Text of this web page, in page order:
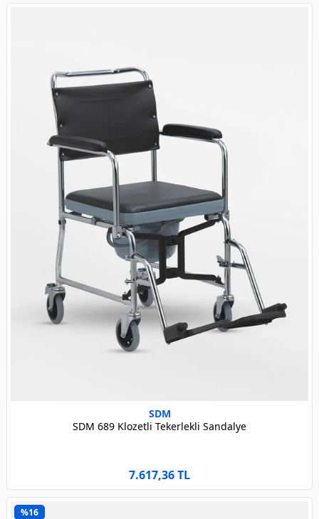
SDM
SDM 689 Klozetli Tekerlekli Sandalye
7.617,36 TL
%16